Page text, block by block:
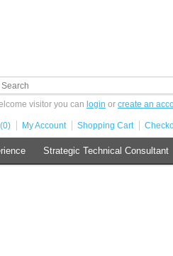
visitor you can login or create an
My Account Shopping Cart
Strategic Technical Consultant